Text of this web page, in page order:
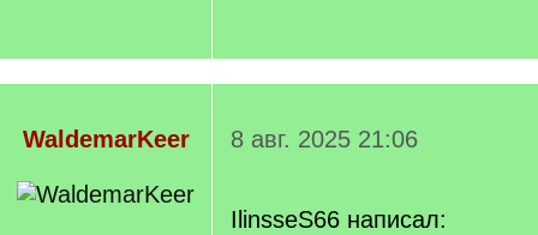
WaldemarKeer 8 авг. 2025 21:06
IlinsseS66 написал: